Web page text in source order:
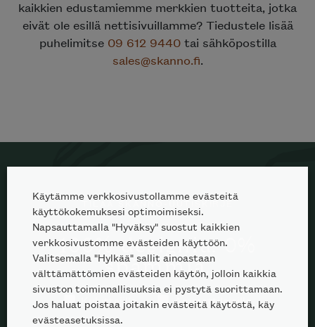
eivät ole esillä nettisivuillamme? Tiedustele lisää
puhelimitse 09 612 9440tai sähköpostilla
sales@skanno.fi.
TILAA SKANNO-UUTISKIRJE
100% designia. 0%
spämmiä.
Kuluttajille Ammattilaisille
Käytämme verkkosivustollamme evästeitä
käyttökokemuksesi optimoimiseksi.
Napsauttamalla "Hyväksy" suostut kaikkien
verkkosivustomme evästeiden käyttöön.
Valitsemalla "Hylkää" sallit ainoastaan
välttämättömien evästeiden käytön, jolloin kaikkia
sivuston toiminnallisuuksia ei pystytä suorittamaan.
Jos haluat poistaa joitakin evästeitä käytöstä, käy
evästeasetuksissa.